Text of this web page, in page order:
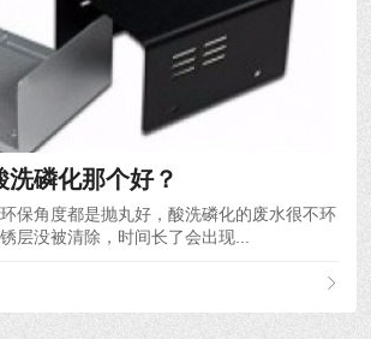
磷化那个好？
保角度都是抛丸好，酸洗磷化的废水很不环
层没被清除，时间长了会出现...